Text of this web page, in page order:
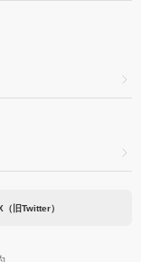
（旧Twitter）